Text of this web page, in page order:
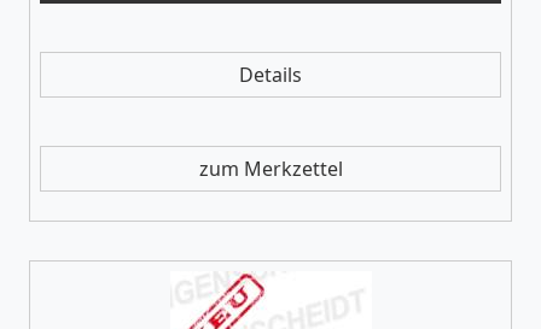
Details
zum Merkzettel